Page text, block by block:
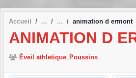
Accueil animation d ermont
ANIMATION D
Éveil athletique Poussins